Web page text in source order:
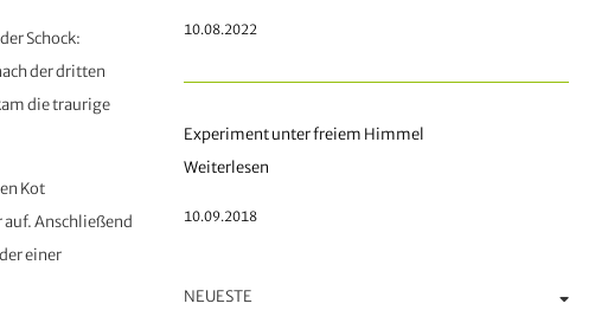
Schock:
der dritten
die traurige
Kot
Anschließend
einer
10.08.2022
Experiment unter freiem Himmel
Weiterlesen
10.09.2018
NEUESTE